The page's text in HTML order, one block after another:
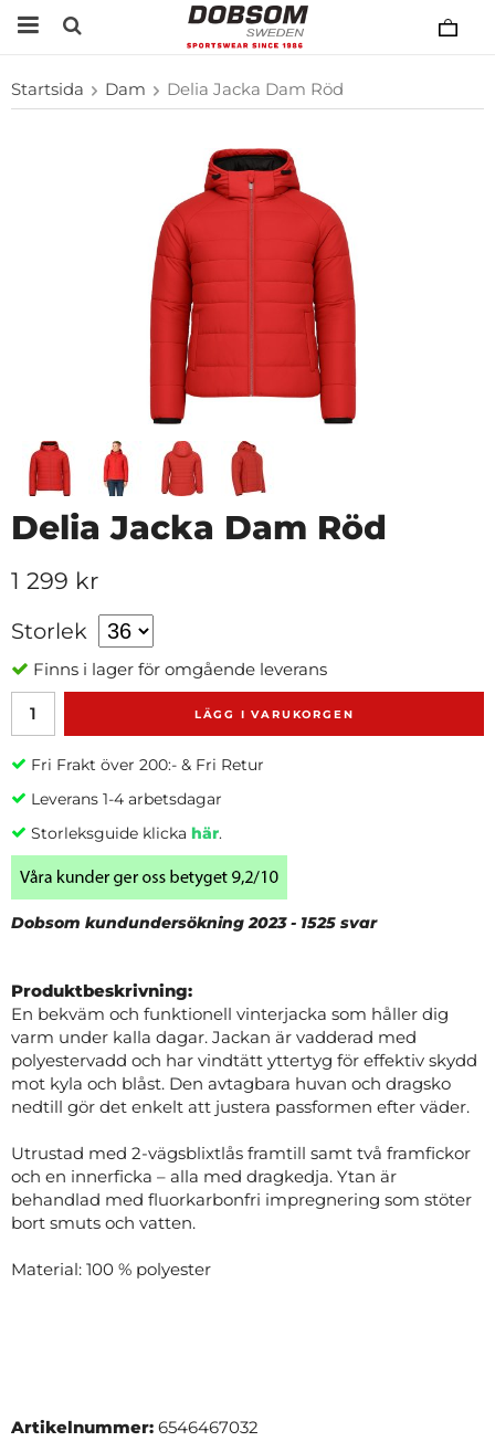
Startsida Dam Delia Jacka Dam Röd
Delia Jacka Dam Röd
1 299 kr
Storlek
Finns i lager för omgående leverans
LÄGG I VARUKORGEN
Fri Frakt över 200:- & Fri Retur
Leverans 1-4 arbetsdagar
Storleksguide klicka här.
Dobsom kundundersökning 2023 - 1525 svar
Produktbeskrivning:
En bekväm och funktionell vinterjacka som håller dig
varm under kalla dagar. Jackan är vadderad med
polyestervadd och har vindtätt yttertyg för effektiv skydd
mot kyla och blåst. Den avtagbara huvan och dragsko
nedtill gör det enkelt att justera passformen efter väder.
Utrustad med 2-vägsblixtlås framtill samt två framfickor
och en innerficka – alla med dragkedja. Ytan är
behandlad med fluorkarbonfri impregnering som stöter
bort smuts och vatten.
Material: 100 % polyester
Artikelnummer: 6546467032